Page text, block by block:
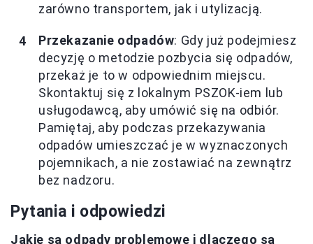
zarówno transportem, jak i utylizacją.
Przekazanie odpadów: Gdy już podejmiesz
decyzję o metodzie pozbycia się odpadów,
przekaż je to w odpowiednim miejscu.
Skontaktuj się z lokalnym PSZOK-iem lub
usługodawcą, aby umówić się na odbiór.
Pamiętaj, aby podczas przekazywania
odpadów umieszczać je w wyznaczonych
pojemnikach, a nie zostawiać na zewnątrz
bez nadzoru.
Pytania i odpowiedzi
Jakie są odpady problemowe i dlaczego są